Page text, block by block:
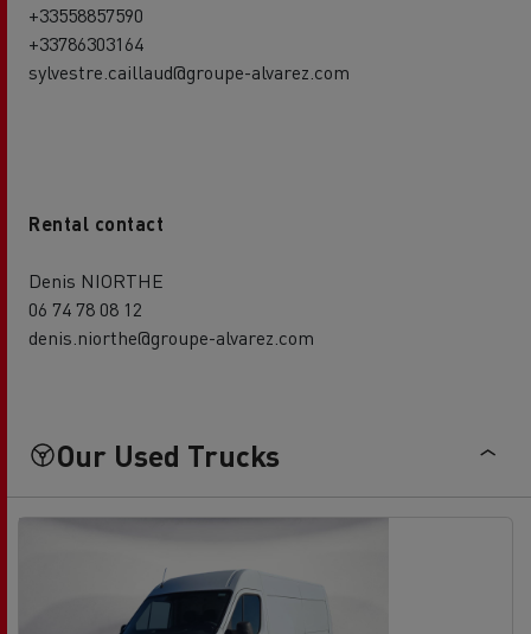
+33558857590
+33786303164
sylvestre.caillaud@groupe-alvarez.com
Rental contact
Denis NIORTHE
06 74 78 08 12
denis.niorthe@groupe-alvarez.com
Our Used Trucks